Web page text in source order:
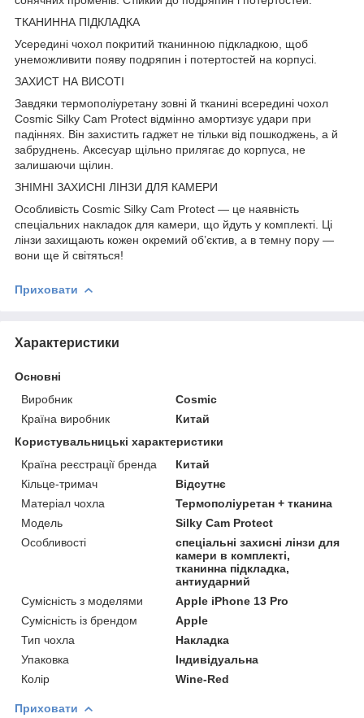
ТКАНИННА ПІДКЛАДКА
Усередині чохол покритий тканинною підкладкою, щоб
унеможливити появу подряпин і потертостей на корпусі.
ЗАХИСТ НА ВИСОТІ
Завдяки термополіуретану зовні й тканині всередині чохол
Cosmic Silky Cam Protect відмінно амортизує удари при
падіннях. Він захистить гаджет не тільки від пошкоджень, а й
забруднень. Аксесуар щільно прилягає до корпуса, не
залишаючи щілин.
ЗНІМНІ ЗАХИСНІ ЛІНЗИ ДЛЯ КАМЕРИ
Особливість Cosmic Silky Cam Protect — це наявність
спеціальних накладок для камери, що йдуть у комплекті. Ці
лінзи захищають кожен окремий об’єктив, а в темну пору —
вони ще й світяться!
Приховати
Характеристики
Основні
Виробник
Cosmic
Країна виробник
Китай
Користувальницькі характеристики
Країна реєстрації бренда
Китай
Кільце-тримач
Відсутнє
Матеріал чохла
Термополіуретан + тканина
Мoдель
Silky Cam Protect
Особливості
спеціальні захисні лінзи для
камери в комплекті,
тканинна підкладка,
антиударний
Сумісність з моделями
Apple iPhone 13 Pro
Сумісність із брендом
Apple
Тип чохла
Накладка
Упаковка
Індивідуальна
Колір
Wine-Red
Приховати